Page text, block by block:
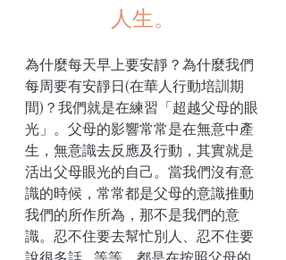
人生。
為什麼每天早上要安靜？為什麼我們
每周要有安靜日(在華人行動培訓期
間)？我們就是在練習「超越父母的眼
光」。父母的影響常常是在無意中產
生，無意識去反應及行動，其實就是
活出父母眼光的自己。當我們沒有意
識的時候，常常都是父母的意識推動
我們的所作所為，那不是我們的意
識。忍不住要去幫忙別人、忍不住要